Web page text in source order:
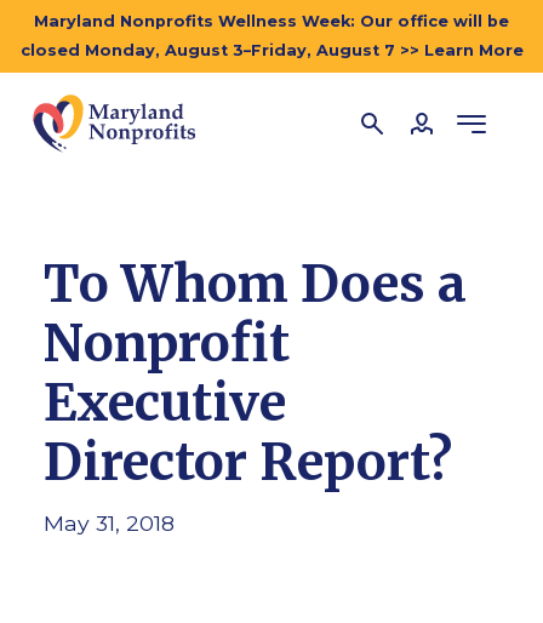
Maryland Nonprofits Wellness Week: Our office will be
closed Monday, August 3–Friday, August 7 >> Learn More
To Whom Does a
Nonprofit
Executive
Director Report?
May 31, 2018